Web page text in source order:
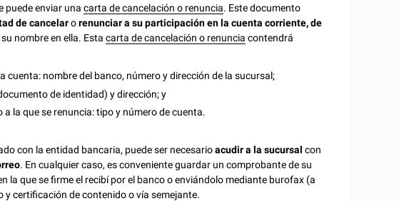
puede enviar unacarta de cancelación o renuncia. Este documento
de cancelarorenunciar a su participación en la cuenta corriente, de
nombre en ella. Estacarta de cancelación o renuncia contendrá
cuenta: nombre del banco, número y dirección de la sucursal;
de identidad) y dirección; y
a la que se renuncia: tipo y número de cuenta.
con la entidad bancaria, puede ser necesarioacudir a la sucursal con
. En cualquier caso, es conveniente guardar un comprobante de su
la que se firme el recibí por el banco o enviándolo mediante burofax (a
y certificación de contenido o vía semejante.